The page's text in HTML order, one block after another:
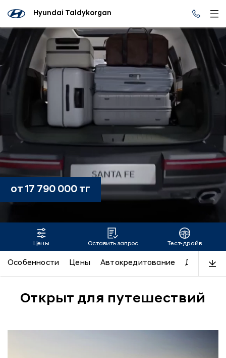
Hyundai Taldykorgan
SANTA FE
от 17 790 000 тг
Цены Оставить запрос Тест-драйв
Особенности Цены Автокредитование Дизайн
Открыт для путешествий